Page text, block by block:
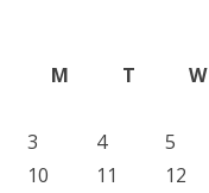
M
T W
3
4 5
10
11 12